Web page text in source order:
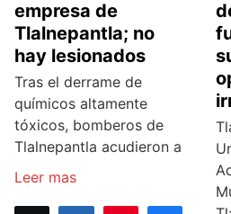
empresa de
Tlalnepantla; no
hay lesionados
Tras el derrame de
químicos altamente
tóxicos, bomberos de
Tlalnepantla acudieron a
Leer mas